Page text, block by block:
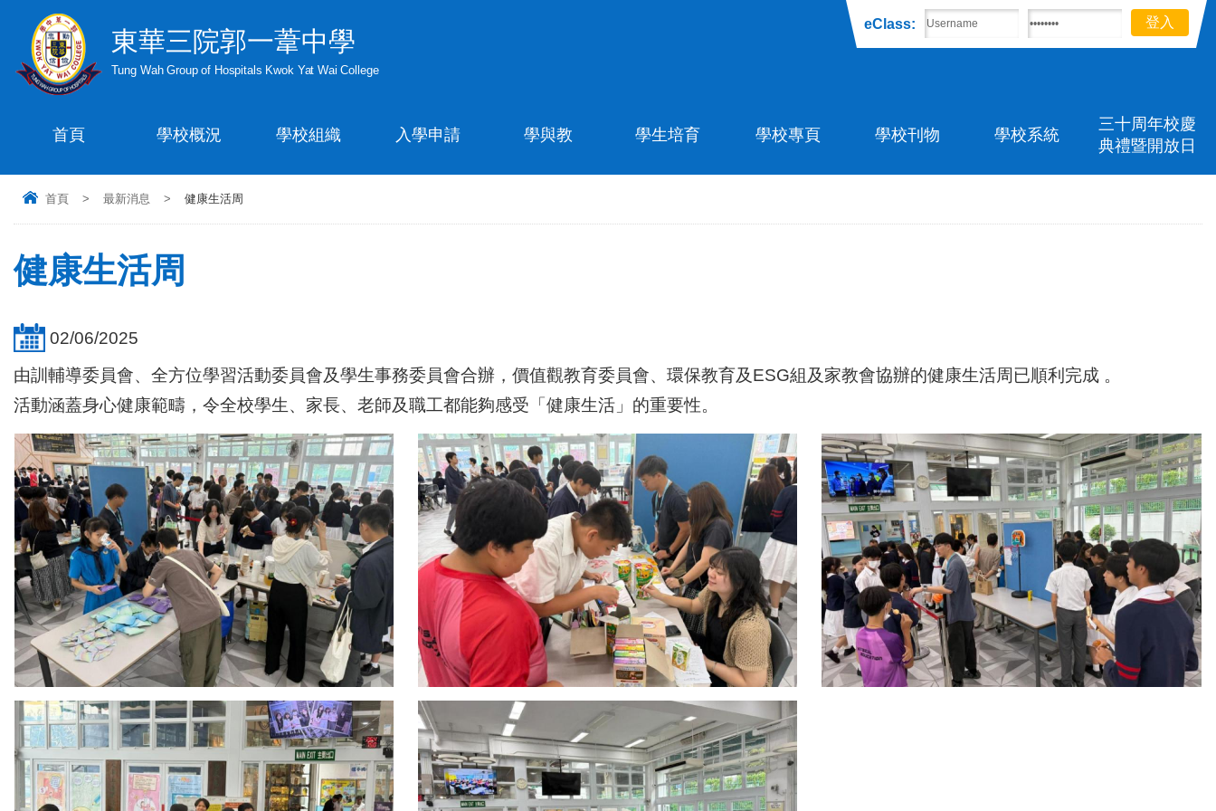
東華三院郭一葦中學
Tung Wah Group of Hospitals Kwok Yat Wai College
eClass:
首頁 學校概況 學校組織 入學申請 學與教 學生培育 學校專頁 學校刊物 學校系統
三十周年校慶
典禮暨開放日
首頁 > 最新消息 > 健康生活周
健康生活周
02/06/2025
由訓輔導委員會、全方位學習活動委員會及學生事務委員會合辦，價值觀教育委員會、環保教育及ESG組及家教會協辦的健康生活周已順利完成 。
活動涵蓋身心健康範疇，令全校學生、家長、老師及職工都能夠感受「健康生活」的重要性。